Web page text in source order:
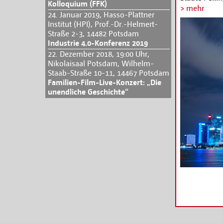
Kolloquium (FFK)
24. Januar 2019, Hasso-Plattner
Institut (HPI), Prof.-Dr.-Helmert-
Straße 2-3, 14482 Potsdam
Industrie 4.0-Konferenz 2019
22. Dezember 2018, 19:00 Uhr,
Nikolaisaal Potsdam, Wilhelm-
Staab-Straße 10-11, 14467 Potsdam
Familien-Film-Live-Konzert: „Die
unendliche Geschichte“
möglich.
Peking
in der
Ausbau
und
zum
Qingdao
ein.
Weitere
hier:
> mehr